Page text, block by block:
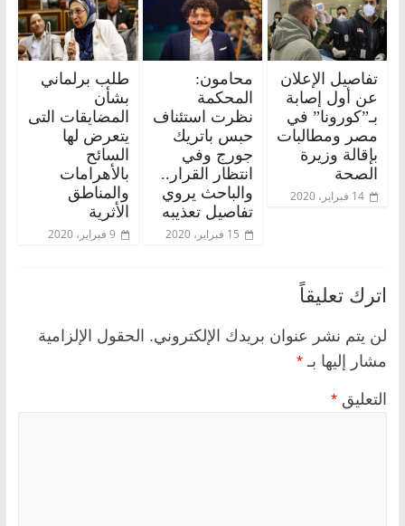
تفاصيل الإعلان
عن أول إصابة
بـ”كورونا” في
مصر ومطالبات
بإقالة وزيرة
الصحة
14 فبراير، 2020
محامون:
المحكمة
نظرت استئناف
حبس باتريك
جورج وفي
انتظار القرار..
والباحث يروي
تفاصيل تعذيبه
15 فبراير، 2020
طلب برلماني
بشأن
المضايقات التى
يتعرض لها
السائح
بالأهرامات
والمناطق
الأثرية
9 فبراير، 2020
اترك تعليقاً
لن يتم نشر عنوان بريدك الإلكتروني. الحقول الإلزامية
مشار إليها بـ *
التعليق *